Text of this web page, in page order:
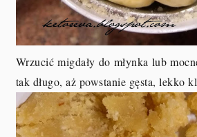
Wrzucić migdały do młynka lub
tak długo, aż powstanie gęsta, lekko